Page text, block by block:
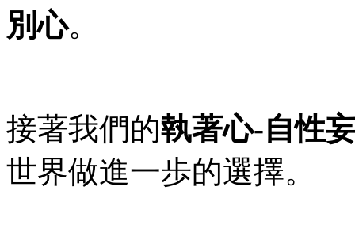
別心。
接著我們的執著心-自性
世界做進一歩的選擇。